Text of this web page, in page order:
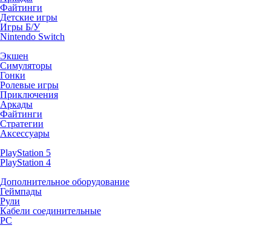
Файтинги
Детские игры
Игры Б/У
Nintendo Switch
Экшен
Симуляторы
Гонки
Ролевые игры
Приключения
Аркады
Файтинги
Стратегии
Аксессуары
PlayStation 5
PlayStation 4
Дополнительное оборудование
Геймпады
Рули
Кабели соединительные
PC